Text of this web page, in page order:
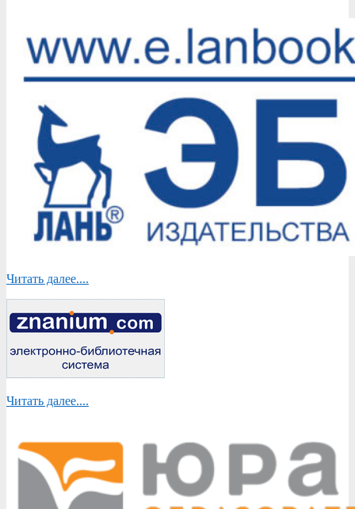
Читать далее....
Читать далее....